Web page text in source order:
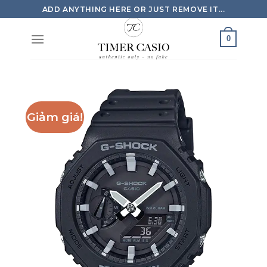
to
content
ADD ANYTHING HERE OR JUST REMOVE IT...
0
Giảm giá!